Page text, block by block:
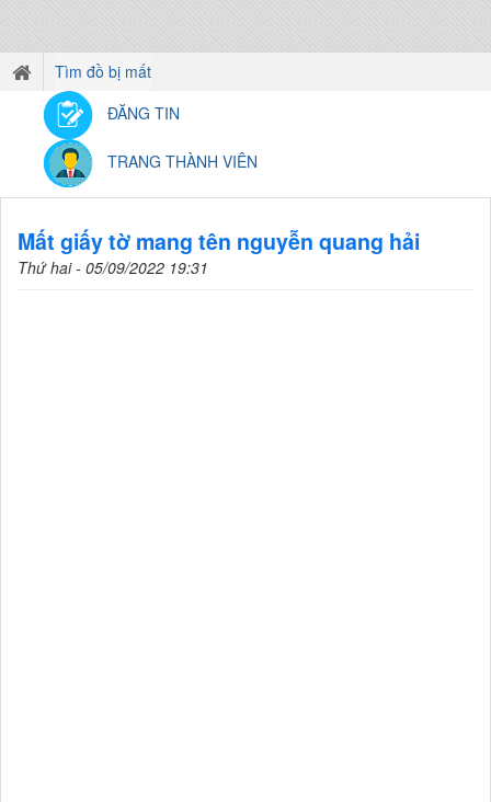
Tìm đồ bị mất
ĐĂNG TIN
TRANG THÀNH VIÊN
Mất giấy tờ mang tên nguyễn quang hải
Thứ hai - 05/09/2022 19:31